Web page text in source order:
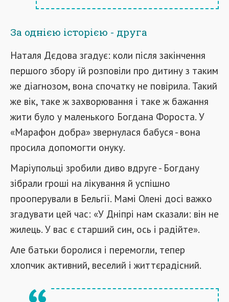
За однією історією - друга
Наталя Дєдова згадує: коли після закінчення
першого збору їй розповіли про дитину з таким
же діагнозом, вона спочатку не повірила. Такий
же вік, таке ж захворювання і таке ж бажання
жити було у маленького Богдана Фороста. У
«Марафон добра» звернулася бабуся - вона
просила допомогти онуку.
Маріупольці зробили диво вдруге - Богдану
зібрали гроші на лікування й успішно
прооперували в Бельгії. Мамі Олені досі важко
згадувати цей час: «У Дніпрі нам сказали: він не
жилець. У вас є старший син, ось і радійте».
Але батьки боролися і перемогли, тепер
хлопчик активний, веселий і життєрадісний.